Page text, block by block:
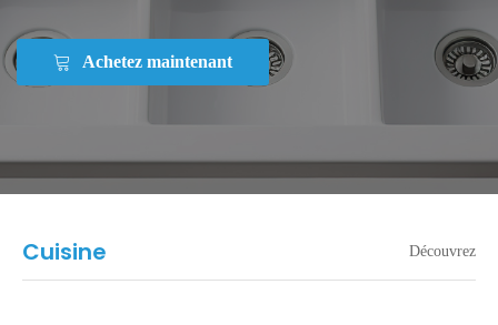
Achetez maintenant
Cuisine Découvrez